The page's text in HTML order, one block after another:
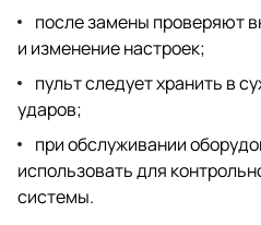
после замены проверяют
и изменение настроек;
пульт следует хранить в
ударов;
при обслуживании
использовать для
системы.